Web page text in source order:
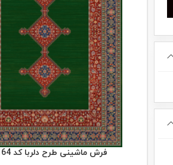
فرش ماشینی طرح دلربا کد 600164